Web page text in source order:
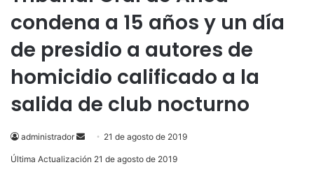
condena a 15 años y un día
de presidio a autores de
homicidio calificado a la
salida de club nocturno
administrador
Send
an
21 de agosto de 2019
Última Actualización 21 de agosto de 2019